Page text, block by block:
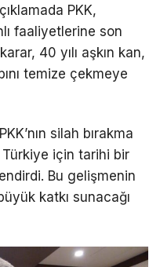
Facebook
Youtube
TikTok
PKK,
faaliyetlerine son
40 yılı aşkın kan,
temize çekmeye
silah bırakma
Türkiye için tarihi bir
Bu gelişmenin
katkı sunacağı